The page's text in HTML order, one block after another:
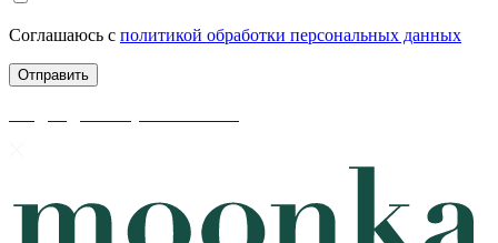
Соглашаюсь с политикой обработки персональных данных